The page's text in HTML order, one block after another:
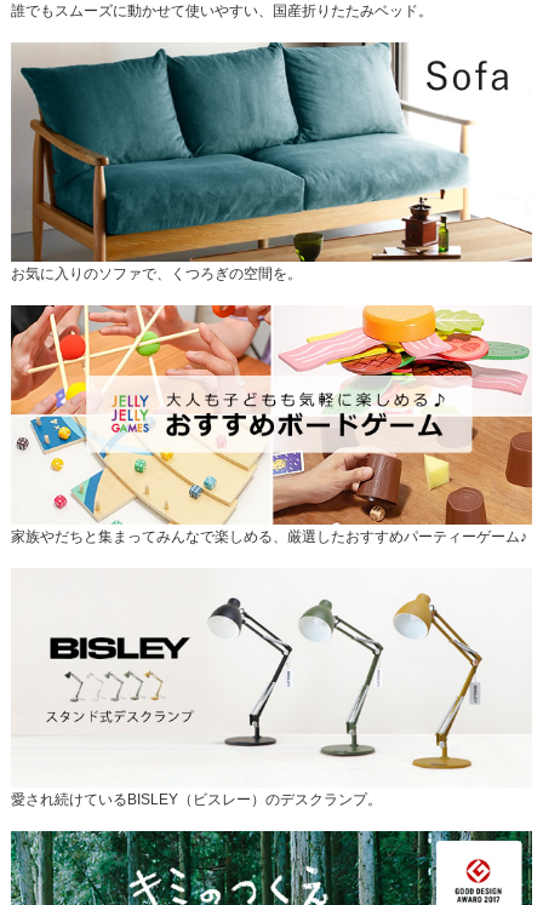
誰でもスムーズに動かせて使いやすい、国産折りたたみベッド。
お気に入りのソファで、くつろぎの空間を。
家族やだちと集まってみんなで楽しめる、厳選したおすすめパーティーゲーム♪
愛され続けているBISLEY（ビスレー）のデスクランプ。